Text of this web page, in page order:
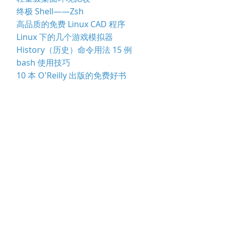
终极 Shell——Zsh
高品质的免费 Linux CAD 程序
Linux 下的几个游戏模拟器
History（历史）命令用法 15 例
bash 使用技巧
10 本 O'Reilly 出版的免费好书